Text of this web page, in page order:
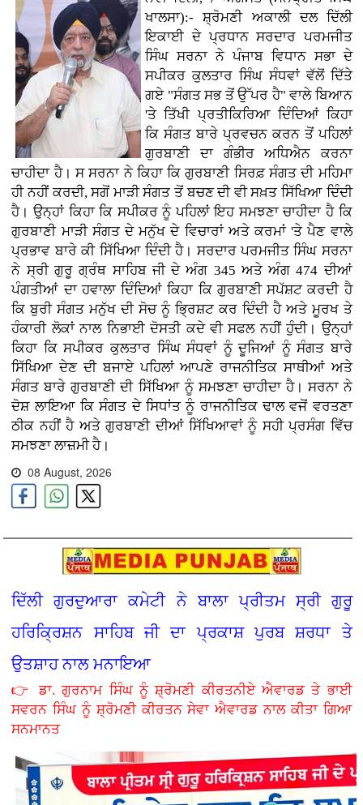
ਖਾਲਸਾ):- ਸ਼੍ਰੋਮਣੀ ਅਕਾਲੀ ਦਲ ਦਿੱਲੀ
ਇਕਾਈ ਦੇ ਪ੍ਰਧਾਨ ਸਰਦਾਰ ਪਰਮਜੀਤ
ਸਿੰਘ ਸਰਨਾ ਨੇ ਪੰਜਾਬ ਵਿਧਾਨ ਸਭਾ ਦੇ
ਸਪੀਕਰ ਕੁਲਤਾਰ ਸਿੰਘ ਸੰਧਵਾਂ ਵੱਲੋਂ ਦਿੱਤੇ
ਗਏ "ਸੰਗਤ ਸਭ ਤੋਂ ਉੱਪਰ ਹੈ" ਵਾਲੇ ਬਿਆਨ
'ਤੇ ਤਿੱਖੀ ਪ੍ਰਤੀਕਿਰਿਆ ਦਿੰਦਿਆਂ ਕਿਹਾ
ਕਿ ਸੰਗਤ ਬਾਰੇ ਪ੍ਰਵਚਨ ਕਰਨ ਤੋਂ ਪਹਿਲਾਂ
ਗੁਰਬਾਣੀ ਦਾ ਗੰਭੀਰ ਅਧਿਐਨ ਕਰਨਾ
ਚਾਹੀਦਾ ਹੈ। ਸ ਸਰਨਾ ਨੇ ਕਿਹਾ ਕਿ ਗੁਰਬਾਣੀ ਸਿਰਫ਼ ਸੰਗਤ ਦੀ ਮਹਿਮਾ
ਹੀ ਨਹੀਂ ਕਰਦੀ, ਸਗੋਂ ਮਾੜੀ ਸੰਗਤ ਤੋਂ ਬਚਣ ਦੀ ਵੀ ਸਖ਼ਤ ਸਿੱਖਿਆ ਦਿੰਦੀ
ਹੈ। ਉਨ੍ਹਾਂ ਕਿਹਾ ਕਿ ਸਪੀਕਰ ਨੂੰ ਪਹਿਲਾਂ ਇਹ ਸਮਝਣਾ ਚਾਹੀਦਾ ਹੈ ਕਿ
ਗੁਰਬਾਣੀ ਮਾੜੀ ਸੰਗਤ ਦੇ ਮਨੁੱਖ ਦੇ ਵਿਚਾਰਾਂ ਅਤੇ ਕਰਮਾਂ 'ਤੇ ਪੈਣ ਵਾਲੇ
ਪ੍ਰਭਾਵ ਬਾਰੇ ਕੀ ਸਿੱਖਿਆ ਦਿੰਦੀ ਹੈ। ਸਰਦਾਰ ਪਰਮਜੀਤ ਸਿੰਘ ਸਰਨਾ
ਨੇ ਸ੍ਰੀ ਗੁਰੂ ਗ੍ਰੰਥ ਸਾਹਿਬ ਜੀ ਦੇ ਅੰਗ 345 ਅਤੇ ਅੰਗ 474 ਦੀਆਂ
ਪੰਗਤੀਆਂ ਦਾ ਹਵਾਲਾ ਦਿੰਦਿਆਂ ਕਿਹਾ ਕਿ ਗੁਰਬਾਣੀ ਸਪੱਸ਼ਟ ਕਰਦੀ ਹੈ
ਕਿ ਬੁਰੀ ਸੰਗਤ ਮਨੁੱਖ ਦੀ ਸੋਚ ਨੂੰ ਭ੍ਰਿਸ਼ਟ ਕਰ ਦਿੰਦੀ ਹੈ ਅਤੇ ਮੂਰਖ ਤੇ
ਹੰਕਾਰੀ ਲੋਕਾਂ ਨਾਲ ਨਿਭਾਈ ਦੋਸਤੀ ਕਦੇ ਵੀ ਸਫਲ ਨਹੀਂ ਹੁੰਦੀ। ਉਨ੍ਹਾਂ
ਕਿਹਾ ਕਿ ਸਪੀਕਰ ਕੁਲਤਾਰ ਸਿੰਘ ਸੰਧਵਾਂ ਨੂੰ ਦੂਜਿਆਂ ਨੂੰ ਸੰਗਤ ਬਾਰੇ
ਸਿੱਖਿਆ ਦੇਣ ਦੀ ਬਜਾਏ ਪਹਿਲਾਂ ਆਪਣੇ ਰਾਜਨੀਤਿਕ ਸਾਥੀਆਂ ਅਤੇ
ਸੰਗਤ ਬਾਰੇ ਗੁਰਬਾਣੀ ਦੀ ਸਿੱਖਿਆ ਨੂੰ ਸਮਝਣਾ ਚਾਹੀਦਾ ਹੈ। ਸਰਨਾ ਨੇ
ਦੋਸ਼ ਲਾਇਆ ਕਿ ਸੰਗਤ ਦੇ ਸਿਧਾਂਤ ਨੂੰ ਰਾਜਨੀਤਿਕ ਢਾਲ ਵਜੋਂ ਵਰਤਣਾ
ਠੀਕ ਨਹੀਂ ਹੈ ਅਤੇ ਗੁਰਬਾਣੀ ਦੀਆਂ ਸਿੱਖਿਆਵਾਂ ਨੂੰ ਸਹੀ ਪ੍ਰਸੰਗ ਵਿੱਚ
ਸਮਝਣਾ ਲਾਜ਼ਮੀ ਹੈ।
08 August, 2026
ਦਿੱਲੀ ਗੁਰਦੁਆਰਾ ਕਮੇਟੀ ਨੇ ਬਾਲਾ ਪ੍ਰੀਤਮ ਸ੍ਰੀ ਗੁਰੂ
ਹਰਿਕ੍ਰਿਸ਼ਨ ਸਾਹਿਬ ਜੀ ਦਾ ਪ੍ਰਕਾਸ਼ ਪੁਰਬ ਸ਼ਰਧਾ ਤੇ
ਉਤਸ਼ਾਹ ਨਾਲ ਮਨਾਇਆ
👉 ਡਾ. ਗੁਰਨਾਮ ਸਿੰਘ ਨੂੰ ਸ਼੍ਰੋਮਣੀ ਕੀਰਤਨੀਏ ਐਵਾਰਡ ਤੇ ਭਾਈ
ਸਵਰਨ ਸਿੰਘ ਨੂੰ ਸ਼੍ਰੋਮਣੀ ਕੀਰਤਨ ਸੇਵਾ ਐਵਾਰਡ ਨਾਲ ਕੀਤਾ ਗਿਆ
ਸਨਮਾਨਤ